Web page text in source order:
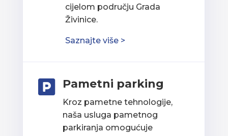
cijelom području Grada
Živinice.
Saznajte više >
 Pametni parking
Kroz pametne tehnologije,
naša usluga pametnog
parkiranja omogućuje